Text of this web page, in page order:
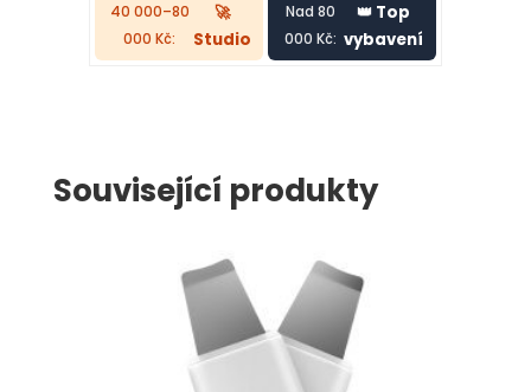
40 000–80
000 Kč:
🚀
Studio
Nad 80
000 Kč:
👑 Top
vybavení
Související produkty